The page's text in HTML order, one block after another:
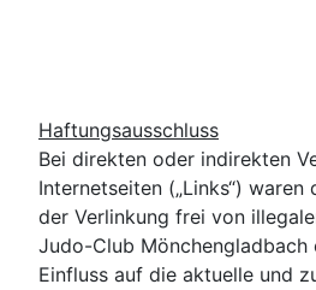
Haftungsausschluss
Bei direkten oder indirekten
Internetseiten („Links“)
der Verlinkung frei von
Judo-Club Mönchengladbach
Einfluss auf die aktuelle und